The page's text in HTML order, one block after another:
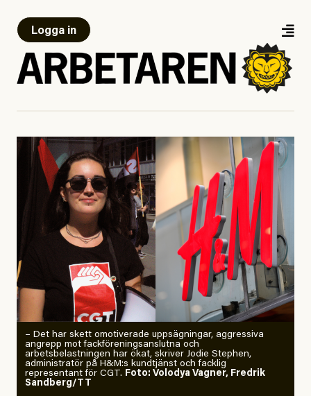
Logga in
– Det har skett omotiverade uppsägningar, aggressiva
angrepp mot fackföreningsanslutna och
arbetsbelastningen har ökat, skriver Jodie Stephen,
administratör på H&M:s kundtjänst och facklig
representant för CGT. Foto: Volodya Vagner, Fredrik
Sandberg/TT